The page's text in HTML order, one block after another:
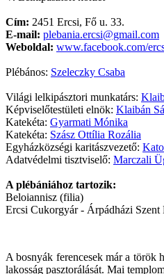
Cím: 2451 Ercsi, Fő u. 33.
E-mail: plebania.ercsi@gmail.com
Weboldal: www.facebook.com/
Plébános: Szeleczky Csaba
Világi lelkipásztori munkatárs:
Képviselőtestületi elnök: Klaibán
Katekéta: Gyarmati Mónika
Katekéta: Szász Ottília Rozália
Egyházközségi karitászvezető:
Adatvédelmi tisztviselő: Marczali
A plébániához tartozik:
Beloiannisz (filia)
Ercsi Cukorgyár - Árpádházi Szent
A bosnyák ferencesek már a török
lakosság pasztorálását. Mai